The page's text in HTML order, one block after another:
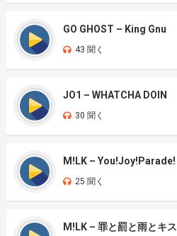
GO GHOST – King Gnu
43 聞く
JO1 – WHATCHA DOIN
30 聞く
M!LK – You!Joy!Parade!
25 聞く
M!LK – 罪と罰と雨とキス